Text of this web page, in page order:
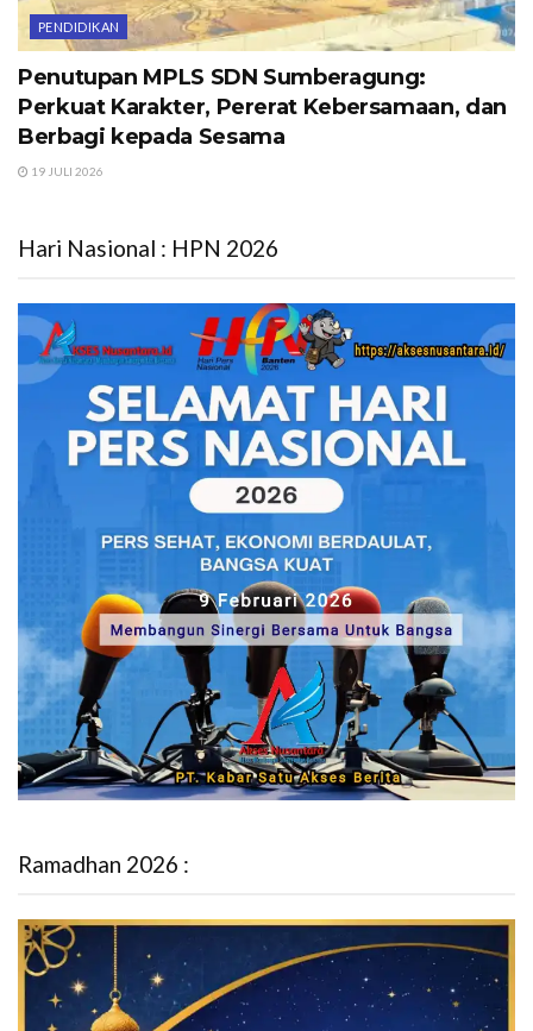
PENDIDIKAN
Penutupan MPLS SDN Sumberagung:
Perkuat Karakter, Pererat Kebersamaan, dan
Berbagi kepada Sesama
19 JULI 2026
Hari Nasional : HPN 2026
Ramadhan 2026 :